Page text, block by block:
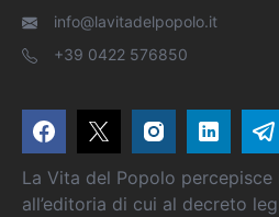
info@lavitadelpopolo.it
+39 0422 576850
La Vita del Popolo
all’editoria di cui al decreto